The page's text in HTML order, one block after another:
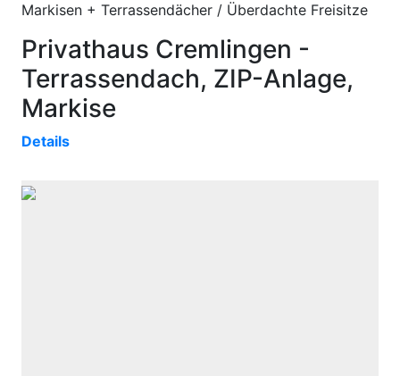
Markisen + Terrassendächer / Überdachte Freisitze
Privathaus Cremlingen -
Terrassendach, ZIP-Anlage,
Markise
Details